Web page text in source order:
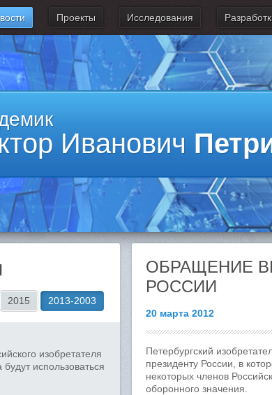
Проекты Исследования
Иванович
2015 2013-2003
изобретателя
использоваться
ОБРАЩЕНИЕ
РОССИИ
20 марта 2012
Петербургский
президенту России, в
некоторых членов
оборонного значения.